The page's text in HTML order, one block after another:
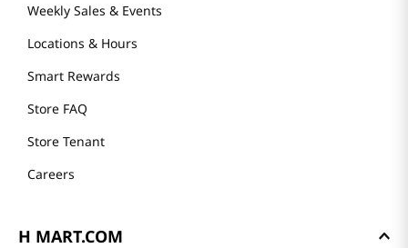
Weekly Sales & Events
Locations & Hours
Smart Rewards
Store FAQ
Store Tenant
Careers
H MART.COM